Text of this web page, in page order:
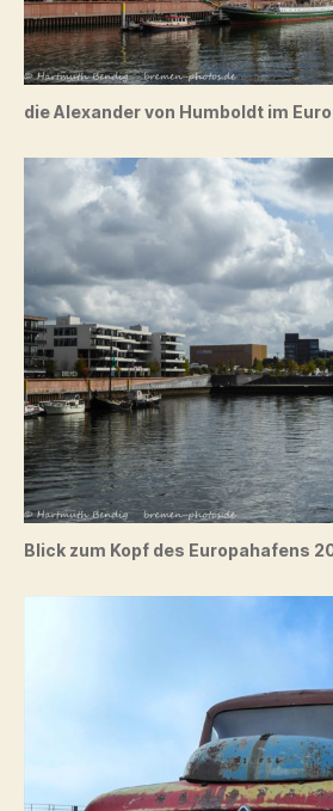
die Alexander von Humboldt im
Blick zum Kopf des Europahafens